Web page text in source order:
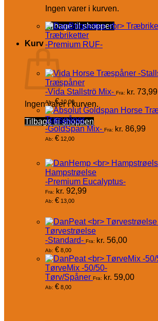
Ingen varer i kurven.
Tilbage til shoppen
Kurv
Ingen varer i kurven.
Tilbage til shoppen
Træbriketter
-Premium RUF-
Træspåner
-Vida Stallströ Mix- Fra: kr. 73,99
Ab:€10,00
Træspåner
-GoldSpan Mix- Fra: kr. 86,99
Ab: € 12,00
Hampstrøelse
-Premium Eucalyptus-
Fra: kr. 92,99
Ab: € 13,00
Tørvestrøelse
-Standard- Fra: kr. 56,00
Ab: € 8,00
TørveMix -50/50-
Tørv/Spåner Fra: kr. 59,00
Ab: € 8,00